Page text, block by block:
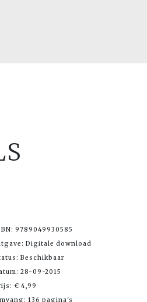
9789049930585
Digitale download
Beschikbaar
28-09-2015
€ 4,99
136 pagina's